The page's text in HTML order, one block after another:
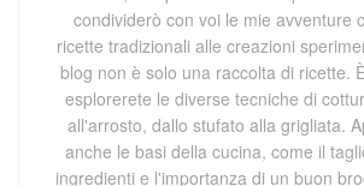
condividerò con voi le mie avventure
ricette tradizionali alle creazioni
blog non è solo una raccolta di ricette.
esplorerete le diverse tecniche di
all'arrosto, dallo stufato alla grigliata.
anche le basi della cucina, come il
ingredienti e l'importanza di un buon